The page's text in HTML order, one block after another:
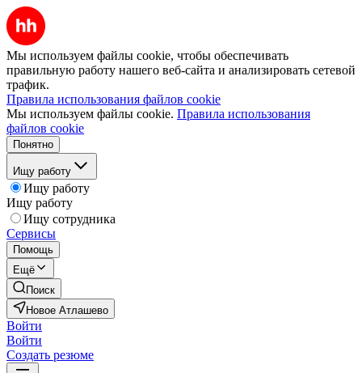
Мы используем файлы cookie, чтобы обеспечивать
правильную работу нашего веб-сайта и анализировать сетевой
трафик.
Правила использования файлов cookie
Мы используем файлы cookie. Правила использования
файлов cookie
Понятно
Ищу работу
Ищу работу
Ищу работу
Ищу сотрудника
Сервисы
Помощь
Ещё
Поиск
Новое Атлашево
Войти
Войти
Создать резюме